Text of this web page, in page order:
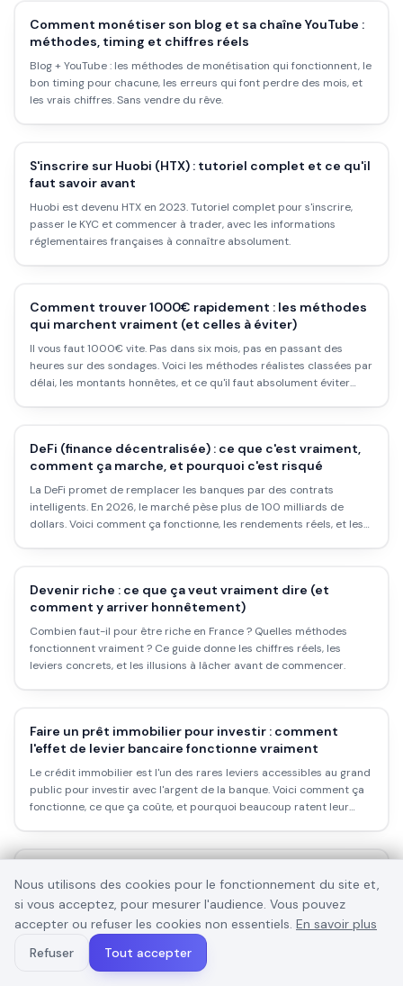
Comment monétiser son blog et sa chaîne YouTube :
méthodes, timing et chiffres réels
Blog + YouTube : les méthodes de monétisation qui fonctionnent, le
bon timing pour chacune, les erreurs qui font perdre des mois, et
les vrais chiffres. Sans vendre du rêve.
S'inscrire sur Huobi (HTX) : tutoriel complet et ce qu'il
faut savoir avant
Huobi est devenu HTX en 2023. Tutoriel complet pour s'inscrire,
passer le KYC et commencer à trader, avec les informations
réglementaires françaises à connaître absolument.
Comment trouver 1000€ rapidement : les méthodes
qui marchent vraiment (et celles à éviter)
Il vous faut 1000€ vite. Pas dans six mois, pas en passant des
heures sur des sondages. Voici les méthodes réalistes classées par
délai, les montants honnêtes, et ce qu'il faut absolument éviter
DeFi (finance décentralisée) : ce que c'est vraiment,
comment ça marche, et pourquoi c'est risqué
La DeFi promet de remplacer les banques par des contrats
intelligents. En 2026, le marché pèse plus de 100 milliards de
dollars. Voici comment ça fonctionne, les rendements réels, et les
Devenir riche : ce que ça veut vraiment dire (et
comment y arriver honnêtement)
Combien faut-il pour être riche en France ? Quelles méthodes
fonctionnent vraiment ? Ce guide donne les chiffres réels, les
leviers concrets, et les illusions à lâcher avant de commencer.
Faire un prêt immobilier pour investir : comment
l'effet de levier bancaire fonctionne vraiment
Le crédit immobilier est l'un des rares leviers accessibles au grand
public pour investir avec l'argent de la banque. Voici comment ça
fonctionne, ce que ça coûte, et pourquoi beaucoup ratent leur
: le guide complet 2026
Comment déclarer ses plus-values crypto en France ? Flat-tax,
événements imposables, formulaire 2086, exonérations : voici ce
que le fisc attend de toi en 2026, expliqué clairement.
Nous utilisons des cookies pour le fonctionnement du site et,
si vous acceptez, pour mesurer l'audience. Vous pouvez
accepter ou refuser les cookies non essentiels. En savoir plus
Refuser
Tout accepter